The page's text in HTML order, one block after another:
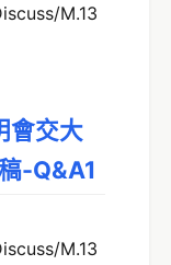
M.13
會交大
-Q&A1
M.13